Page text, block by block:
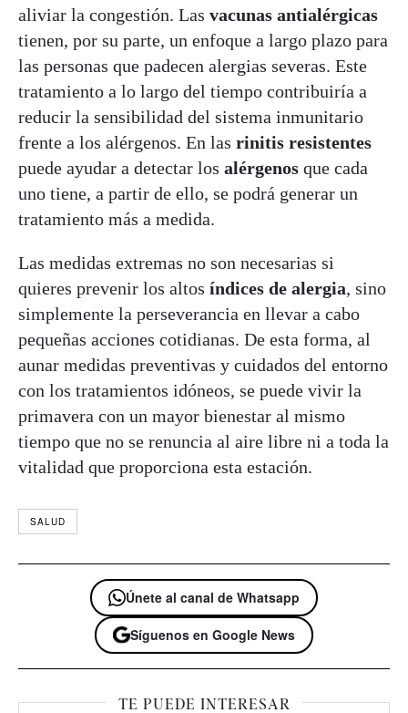
aliviar la congestión. Las vacunas antialérgicas
tienen, por su parte, un enfoque a largo plazo para
las personas que padecen alergias severas. Este
tratamiento a lo largo del tiempo contribuiría a
reducir la sensibilidad del sistema inmunitario
frente a los alérgenos. En las rinitis resistentes
puede ayudar a detectar los alérgenos que cada
uno tiene, a partir de ello, se podrá generar un
tratamiento más a medida.
Las medidas extremas no son necesarias si
quieres prevenir los altos índices de alergia, sino
simplemente la perseverancia en llevar a cabo
pequeñas acciones cotidianas. De esta forma, al
aunar medidas preventivas y cuidados del entorno
con los tratamientos idóneos, se puede vivir la
primavera con un mayor bienestar al mismo
tiempo que no se renuncia al aire libre ni a toda la
vitalidad que proporciona esta estación.
SALUD
Únete al canal de Whatsapp
Síguenos en Google News
TE PUEDE INTERESAR